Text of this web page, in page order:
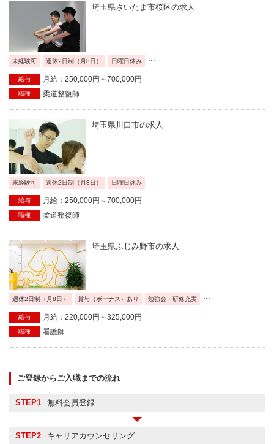
埼玉県さいたま市桜区の求人
未経験可 週休2日制（月8日） 日曜日休み ...
給与 月給：250,000円～700,000円
職種 柔道整復師
埼玉県川口市の求人
未経験可 週休2日制（月8日） 日曜日休み ...
給与 月給：250,000円～700,000円
職種 柔道整復師
埼玉県ふじみ野市の求人
週休2日制（月8日） 賞与（ボーナス）あり 勉強会・研修充実 ...
給与 月給：220,000円～325,000円
職種 看護師
ご登録からご入職までの流れ
STEP1 無料会員登録
STEP2 キャリアカウンセリング